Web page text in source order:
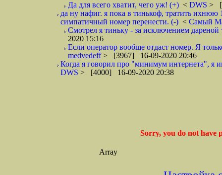
Да для всего хватит, чего уж! (+) < DWS >
да ну нафиг. я пока в тинькоф, тратить ихнюю
симпатичный номер перенести. (-) < Самый
Смотрел я тиньку - за исключением
2020 15:16
Если оператор вообще отдаст номер. Я
medvedeff> [3967] 16-09-2020 20:46
Когда я говорил про "минимум интернета", я
DWS > [4000] 16-09-2020 20:38
Sorry, you do not have
Array